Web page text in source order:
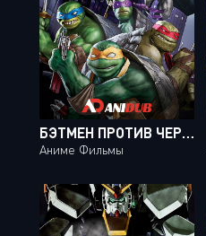
БЭТМЕН ПРОТИВ ЧЕРЕПАШЕК-НИНДЗЯ / BATMAN VS. TEENAGE MUTANT NINJA TURTLES
Аниме Фильмы